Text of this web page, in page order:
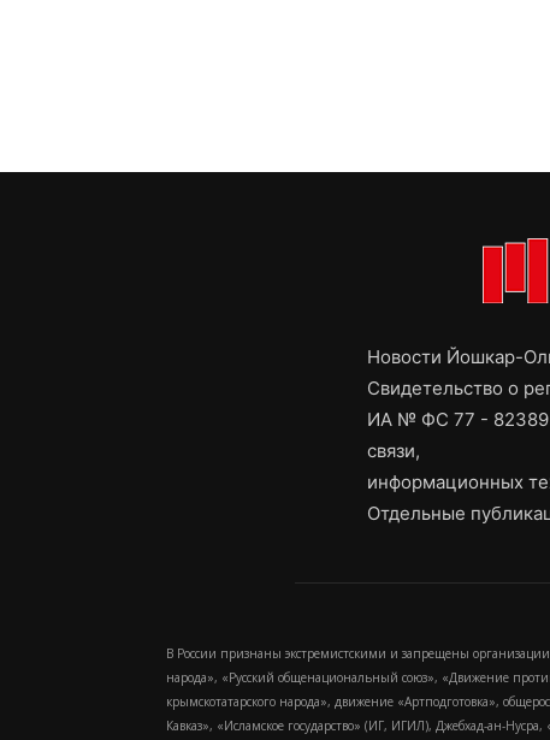
Новости Йошкар-
Свидетельство о
ИА № ФС 77 - 82389
связи,
информационных
Отдельные
В России признаны экстремистскими и запрещены
народа», «Русский общенациональный союз», «Движение
крымскотатарского народа», движение «Артподготовка»,
Кавказ», «Исламское государство» (ИГ, ИГИЛ), Джебхад-ан-